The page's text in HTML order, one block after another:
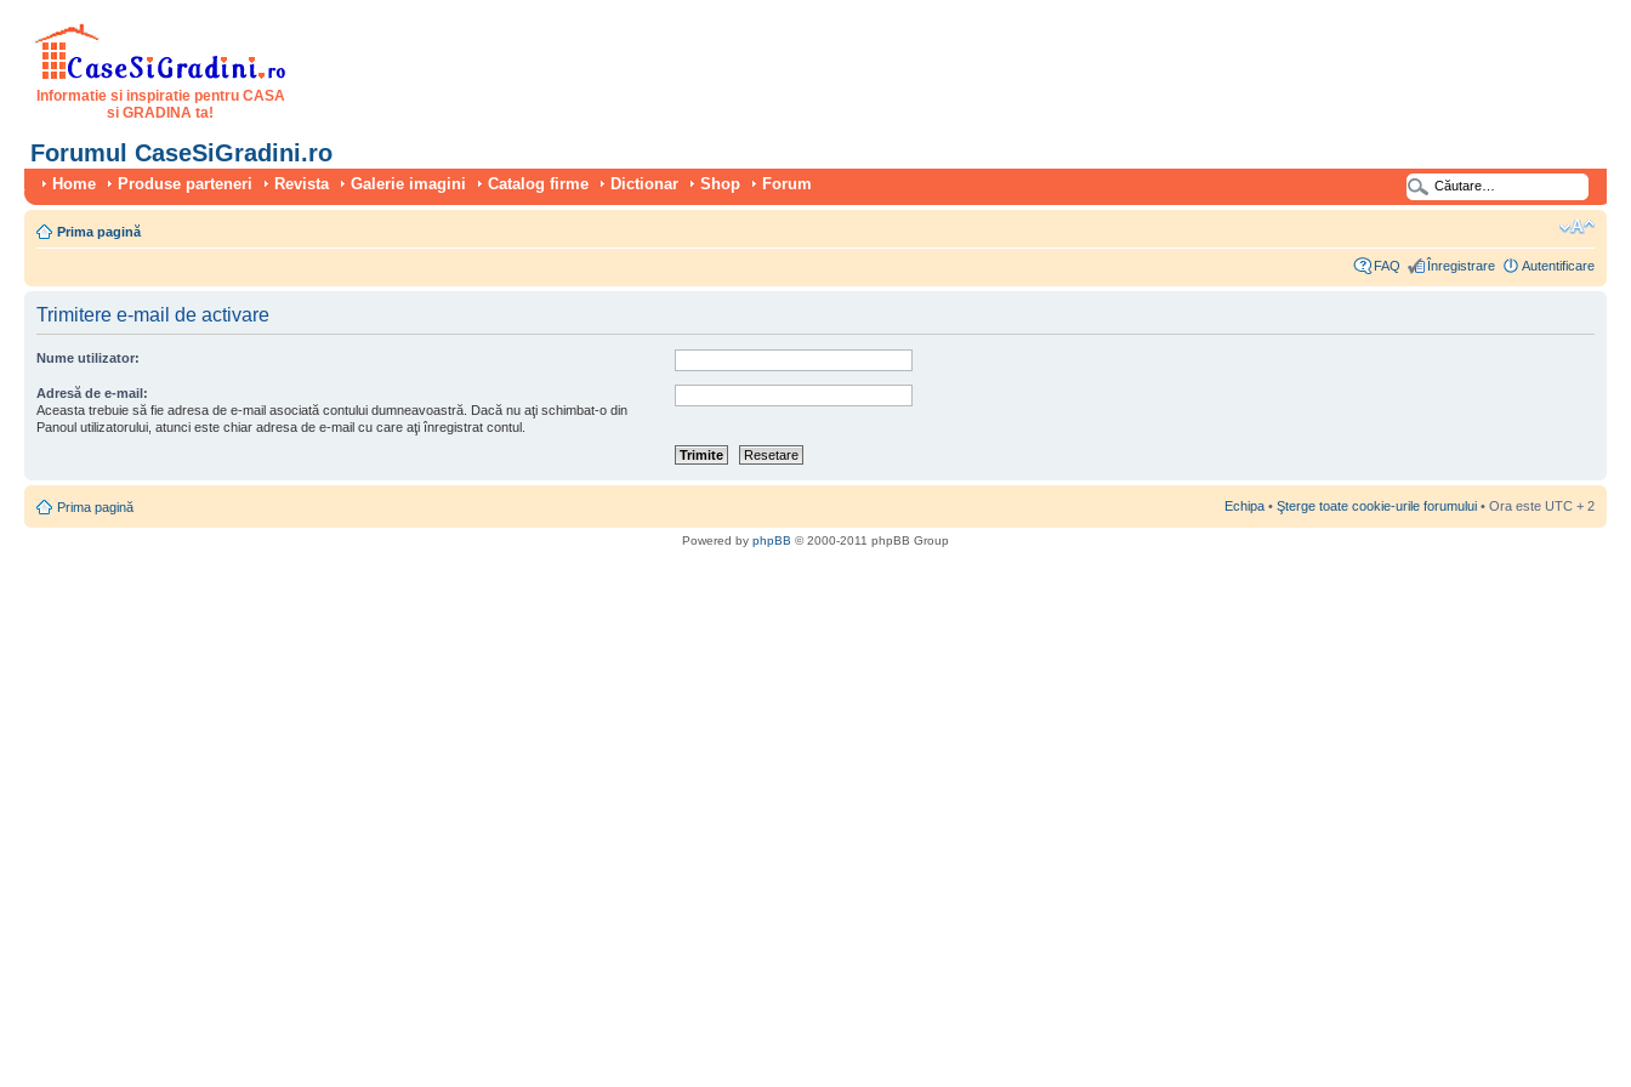
Informatie si inspiratie pentru CASA
si GRADINA ta!
Forumul CaseSiGradini.ro
Home Produse parteneri Revista Galerie imagini Catalog firme Dictionar Shop Forum
Prima pagină
FAQ Înregistrare Autentificare
Trimitere e-mail de activare
Nume utilizator:
Adresă de e-mail:
Aceasta trebuie să fie adresa de e-mail asociată contului dumneavoastră. Dacă nu aţi schimbat-o din
Panoul utilizatorului, atunci este chiar adresa de e-mail cu care aţi înregistrat contul.
Prima pagină Echipa • Şterge toate cookie-urile forumului • Ora este UTC + 2
Powered by phpBB © 2000-2011 phpBB Group